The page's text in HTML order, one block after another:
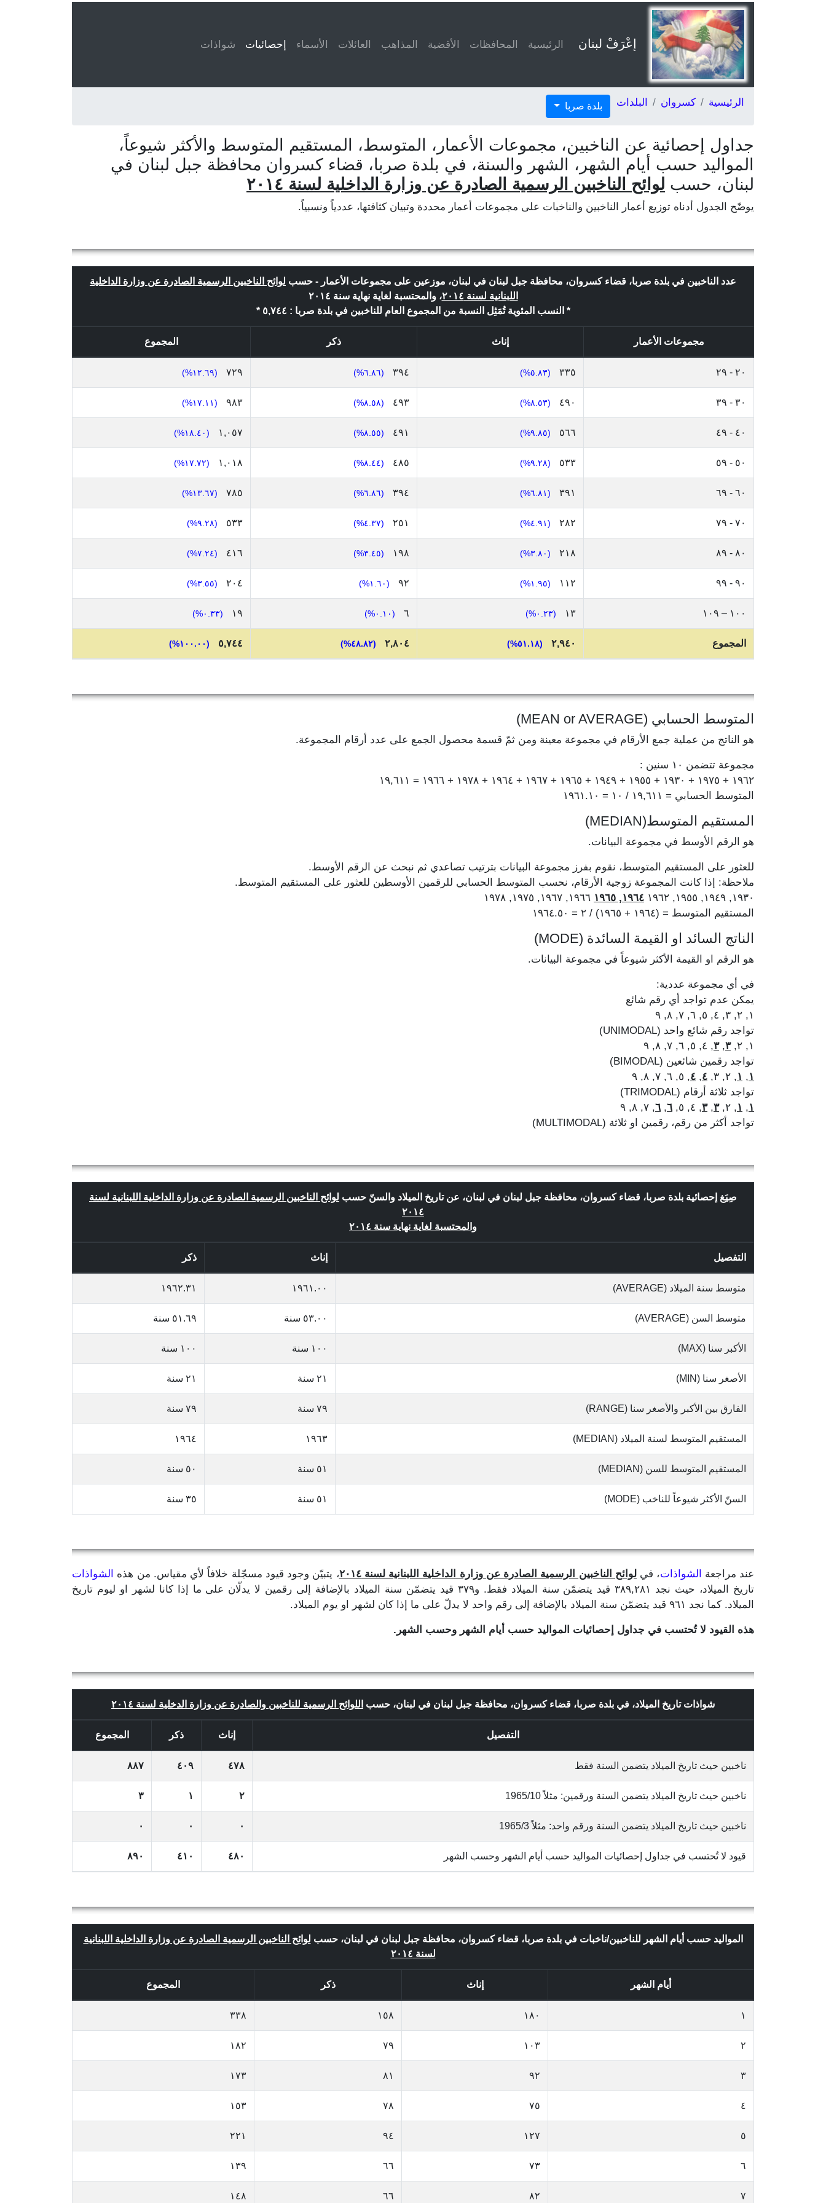
إعْرَفْ لبنان الرئيسية المحافظات الأقضية المذاهب العائلات الأسماء إحصائيات شواذات
الرئيسية كسروان البلدات بلدة صربا
جداول إحصائية عن الناخبين، مجموعات الأعمار، المتوسط، المستقيم المتوسط والأكثر شيوعاً،
المواليد حسب أيام الشهر، الشهر والسنة، في بلدة صربا، قضاء كسروان محافظة جبل لبنان في
لبنان، حسب لوائح الناخبين الرسمية الصادرة عن وزارة الداخلية لسنة ٢٠١٤
يوضّح الجدول أدناه توزيع أعمار الناخبين والناخبات على مجموعات أعمار محددة وتبيان كثافتها، عددياً ونسبياً.
عدد الناخبين في بلدة صربا، قضاء كسروان، محافظة جبل لبنان في لبنان، موزعين على مجموعات الأعمار - حسب لوائح الناخبين الرسمية الصادرة عن وزارة الداخلية
اللبنانية لسنة ٢٠١٤
، والمحتسبة لغاية نهاية سنة ٢٠١٤
* النسب المئوية تُمَثِل النسبة من المجموع العام للناخبين في بلدة صربا : ٥,٧٤٤ *
مجموعات الأعمار إناث ذكر المجموع
٢٠ - ٢٩ ٣٣٥ (٥.٨٣%) ٣٩٤ (٦.٨٦%) ٧٢٩ (١٢.٦٩%)
٣٠ - ٣٩ ٤٩٠ (٨.٥٣%) ٤٩٣ (٨.٥٨%) ٩٨٣ (١٧.١١%)
٤٠ - ٤٩ ٥٦٦ (٩.٨٥%) ٤٩١ (٨.٥٥%) ١,٠٥٧ (١٨.٤٠%)
٥٠ - ٥٩ ٥٣٣ (٩.٢٨%) ٤٨٥ (٨.٤٤%) ١,٠١٨ (١٧.٧٢%)
٦٠ - ٦٩ ٣٩١ (٦.٨١%) ٣٩٤ (٦.٨٦%) ٧٨٥ (١٣.٦٧%)
٧٠ - ٧٩ ٢٨٢ (٤.٩١%) ٢٥١ (٤.٣٧%) ٥٣٣ (٩.٢٨%)
٨٠ - ٨٩ ٢١٨ (٣.٨٠%) ١٩٨ (٣.٤٥%) ٤١٦ (٧.٢٤%)
٩٠ - ٩٩ ١١٢ (١.٩٥%) ٩٢ (١.٦٠%) ٢٠٤ (٣.٥٥%)
١٠٠ – ١٠٩ ١٣ (٠.٢٣%) ٦ (٠.١٠%) ١٩ (٠.٣٣%)
المجموع ٢,٩٤٠ (٥١.١٨%) ٢,٨٠٤ (٤٨.٨٢%) ٥,٧٤٤ (١٠٠.٠٠%)
المتوسط الحسابي (MEAN or AVERAGE)
هو الناتج من عملية جمع الأرقام في مجموعة معينة ومن ثمّ قسمة محصول الجمع على عدد أرقام المجموعة.
مجموعة تتضمن ١٠ سنين :
١٩٦٢ + ١٩٧٥ + ١٩٣٠ + ١٩٥٥ + ١٩٤٩ + ١٩٦٥ + ١٩٦٧ + ١٩٦٤ + ١٩٧٨ + ١٩٦٦ = ١٩,٦١١
المتوسط الحسابي = ١٩,٦١١ / ١٠ = ١٩٦١.١٠
المستقيم المتوسط(MEDIAN)
هو الرقم الأوسط في مجموعة البيانات.
للعثور على المستقيم المتوسط، نقوم بفرز مجموعة البيانات بترتيب تصاعدي ثم نبحث عن الرقم الأوسط.
ملاحظة: إذا كانت المجموعة زوجية الأرقام، نحسب المتوسط الحسابي للرقمين الأوسطين للعثور على المستقيم المتوسط.
١٩٣٠, ١٩٤٩, ١٩٥٥, ١٩٦٢
١٩٦٤, ١٩٦٥
المستقيم المتوسط = (١٩٦٤ + ١٩٦٥) / ٢ = ١٩٦٤.٥٠
الناتج السائد او القيمة السائدة (MODE)
هو الرقم او القيمة الأكثر شيوعاً في مجموعة البيانات.
في أي مجموعة عددية:
يمكن عدم تواجد أي رقم شائع
١, ٢, ٣, ٤, ٥, ٦, ٧, ٨, ٩
تواجد رقم شائع واحد (UNIMODAL)
١, ٢,
٣,٣, ٤, ٥, ٦, ٧, ٨, ٩
تواجد رقمين شائعين (BIMODAL)
١, ١, ٢, ٣, ٤, ٤, ٥, ٦, ٧, ٨, ٩
تواجد ثلاثة أرقام (TRIMODAL)
١, ١, ٢, ٣,٣, ٤, ٥, ٦, ٦, ٧, ٨, ٩
تواجد أكثر من رقم، رقمين او ثلاثة (MULTIMODAL)
صِيَغ إحصائية بلدة صربا، قضاء كسروان، محافظة جبل لبنان في لبنان، عن تاريخ الميلاد والسنّ حسب لوائح الناخبين الرسمية الصادرة عن وزارة الداخلية اللبنانية لسنة
٢٠١٤
والمحتسبة لغاية نهاية سنة ٢٠١٤
التفصيل إناث ذكر
متوسط سنة الميلاد (AVERAGE) ١٩٦١.٠٠ ١٩٦٢.٣١
متوسط السن (AVERAGE) ٥٣.٠٠ سنة ٥١.٦٩ سنة
الأكبر سنا (MAX) ١٠٠ سنة ١٠٠ سنة
الأصغر سنا (MIN) ٢١ سنة ٢١ سنة
الفارق بين الأكبر والأصغر سنا (RANGE) ٧٩ سنة ٧٩ سنة
المستقيم المتوسط لسنة الميلاد (MEDIAN) ١٩٦٣ ١٩٦٤
المستقيم المتوسط للسن (MEDIAN) ٥١ سنة ٥٠ سنة
السنّ الأكثر شيوعاً للناخب (MODE) ٥١ سنة ٣٥ سنة
عند مراجعة الشواذات، فيلوائح الناخبين الرسمية الصادرة عن وزارة الداخلية اللبنانية لسنة ٢٠١٤ ، يتبيّن وجود قيود مسجّلة خلافاً لأي مقياس. من هذه
الشواذات
تاريخ الميلاد، حيث نجد ٣٨٩,٢٨١ قيد يتضمّن سنة الميلاد فقط. و٣٧٩ قيد يتضمّن سنة الميلاد بالإضافة إلى رقمين لا يدلّان على ما إذا كانا لشهر او ليوم تاريخ
الميلاد. كما نجد ٩٦١ قيد يتضمّن سنة الميلاد بالإضافة إلى رقم واحد لا يدلّ على ما إذا كان لشهر او يوم الميلاد.
هذه القيود لا تُحتسب في جداول إحصائيات المواليد حسب أيام الشهر وحسب الشهر.
شواذات تاريخ الميلاد، في بلدة صربا، قضاء كسروان، محافظة جبل لبنان في لبنان، حسب اللوائح الرسمية للناخبين والصادرة عن وزارة الدخلية لسنة ٢٠١٤
التفصيل إناث ذكر المجموع
ناخبين حيث تاريخ الميلاد يتضمن السنة فقط ٤٧٨ ٤٠٩ ٨٨٧
ناخبين حيث تاريخ الميلاد يتضمن السنة ورقمين: مثلاً 1965/10 ٢ ١ ٣
ناخبين حيث تاريخ الميلاد يتضمن السنة ورقم واحد: مثلاً 1965/3 ٠ ٠ ٠
قيود لا تُحتسب في جداول إحصائيات المواليد حسب أيام الشهر وحسب الشهر ٤٨٠ ٤١٠ ٨٩٠
المواليد حسب أيام الشهر للناخبين/ناخبات في بلدة صربا، قضاء كسروان، محافظة جبل لبنان في لبنان، حسب لوائح الناخبين الرسمية الصادرة عن وزارة الداخلية اللبنانية
لسنة ٢٠١٤
أيام الشهر إناث ذكر المجموع
١ ١٨٠ ١٥٨ ٣٣٨
٢ ١٠٣ ٧٩ ١٨٢
٣ ٩٢ ٨١ ١٧٣
٤ ٧٥ ٧٨ ١٥٣
٥ ١٢٧ ٩٤ ٢٢١
٦ ٧٣ ٦٦ ١٣٩
٧ ٨٢ ٦٦ ١٤٨